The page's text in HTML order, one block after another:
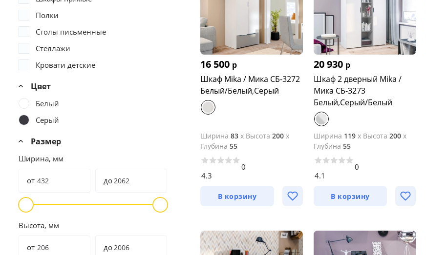
Полки
Столы письменные
Стеллажи
Кровати детские
Цвет
Белый
Серый
Размер
Ширина, мм
от до
Высота, мм
от до
16 500 р
Шкаф Mika / Мика СБ-3272
Белый/Белый,Серый
Ширина 83 x Высота 200 x
Глубина 55
4.3
0
В корзину
20 930 р
Шкаф 2 дверный Mika /
Мика СБ-3273
Белый,Серый/Белый
Ширина 119x Высота 200x
Глубина 55
4.1
0
В корзину